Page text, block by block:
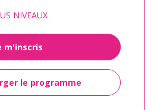
NIVEAUX
m'inscris
le programme